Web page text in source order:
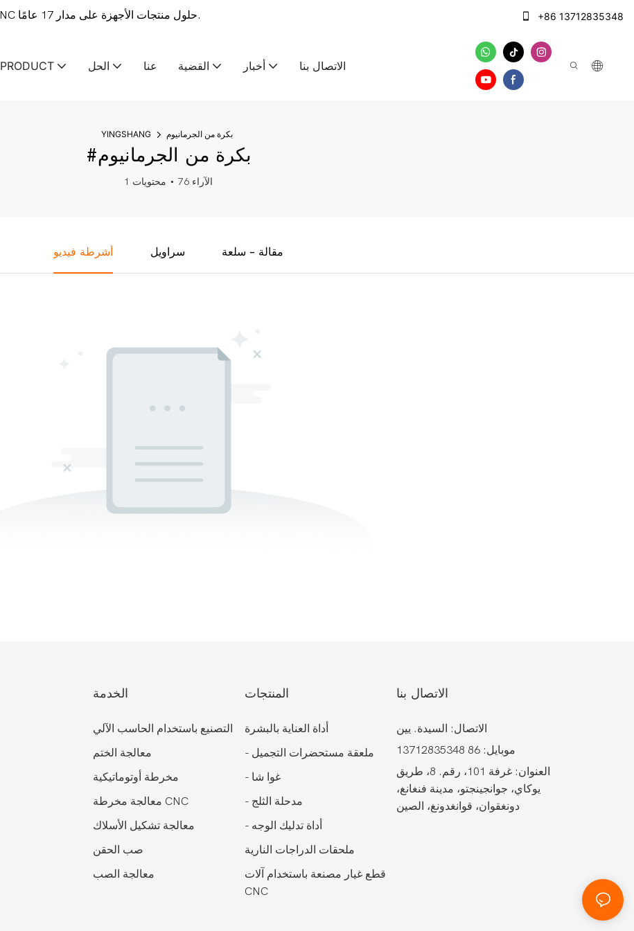
ينغشانغ-OEM & توفر الشركة المصنعة لخدمات التصنيع ODM CNC حلول منتجات الأجهزة على مدار 17 عامًا. +86 13712835348
PRODUCT الحل عنا القضية أخبار الاتصال بنا
YINGSHANG بكرة من الجرمانيوم
#بكرة من الجرمانيوم
1 محتويات 76 الآراء
أشرطة فيديو سراويل مقالة - سلعة
الخدمة
التصنيع باستخدام الحاسب الآلي
معالجة الختم
مخرطة أوتوماتيكية
معالجة مخرطة CNC
معالجة تشكيل الأسلاك
صب الحقن
معالجة الصب
المنتجات
أداة العناية بالبشرة
- ملعقة مستحضرات التجميل
- غوا شا
- مدحلة الثلج
- أداة تدليك الوجه
ملحقات الدراجات النارية
قطع غيار مصنعة باستخدام آلات
CNC
الاتصال بنا
الاتصال: السيدة. يين
موبايل: 86 13712835348
العنوان: غرفة 101، رقم. 8، طريق
يوكاي، جوانجينجتو، مدينة فنغانغ،
دونغقوان، قوانغدونغ، الصين